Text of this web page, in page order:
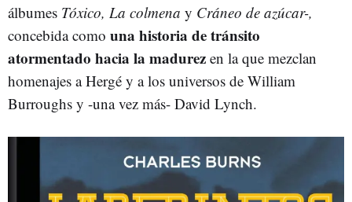
álbumes Tóxico, La colmena y Cráneo de azúcar-,
concebida como una historia de tránsito
atormentado hacia la madurez en la que mezclan
homenajes a Hergé y a los universos de William
Burroughs y -una vez más- David Lynch.